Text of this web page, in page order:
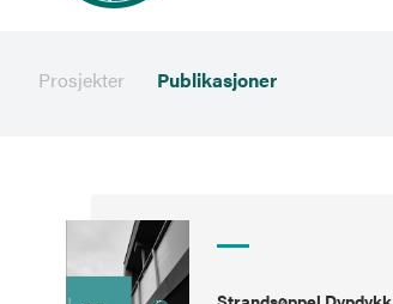
Prosjekter Publikasjoner